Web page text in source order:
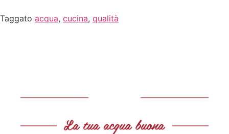
Taggato acqua, cucina, qualità